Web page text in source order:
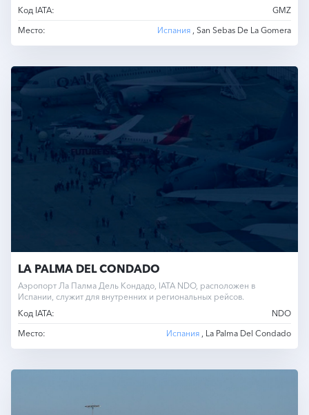
Код IATA:
GMZ
Место:
Испания , San Sebas De La Gomera
LA PALMA DEL CONDADO
Аэропорт Ла Палма Дель Кондадо, IATA NDO, расположен в
Испании, служит для внутренних и региональных рейсов.
Код IATA:
NDO
Место:
Испания , La Palma Del Condado